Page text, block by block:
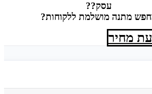
עסק??
מתנה מושלמת ללקוחות?
מחיר